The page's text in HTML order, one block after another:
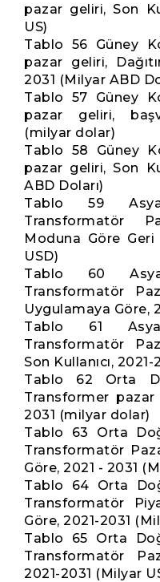
pazar geliri, Son
US)
Tablo 56 Güney
pazar geliri,
2031 (Milyar ABD
Tablo 57 Güney
pazar geliri,
(milyar dolar)
Tablo 58 Güney
pazar geliri, Son
ABD Doları)
Tablo 59
Transformatör
Moduna Göre Geri
USD)
Tablo 60
Transformatör
Uygulamaya Göre,
Tablo 61
Transformatör
Son Kullanıcı,
Tablo 62 Orta
Transformer
2031 (milyar dolar)
Tablo 63 Orta
Transformatör
Göre, 2021 - 2031
Tablo 64 Orta
Transformatör
Göre, 2021-2031
Tablo 65 Orta
Transformatör
2021-2031 (Milyar